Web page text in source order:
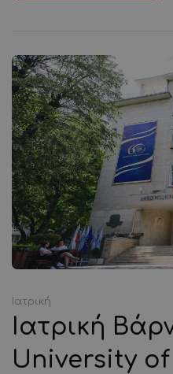
Ιατρική
Ιατρική
University